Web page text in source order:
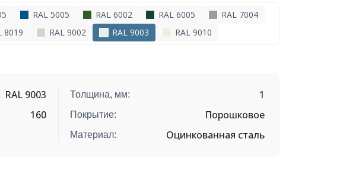
RAL 5005 RAL 6002 RAL 6005
RAL 7004
8019 RAL 9002 RAL 9003 RAL 9010
RAL 9003
160
Толщина, мм: 1
Покрытие: Порошковое
Материал: Оцинкованная сталь